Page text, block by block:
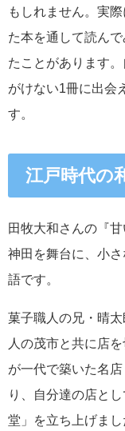
もしれません。実
た本を通して読ん
たことがあります
がけない1冊に出会
す。
江戸時代の
田牧大和さんの『
神田を舞台に、小
語です。
菓子職人の兄・晴
人の茂市と共に店
が一代で築いた名
り、自分達の店と
堂」を立ち上げまし